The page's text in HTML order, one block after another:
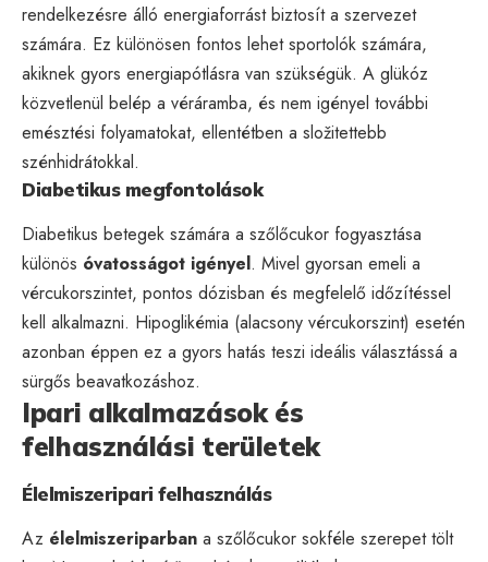
rendelkezésre álló energiaforrást biztosít a szervezet
számára. Ez különösen fontos lehet sportolók számára,
akiknek gyors energiapótlásra van szükségük. A glükóz
közvetlenül belép a véráramba, és nem igényel további
emésztési folyamatokat, ellentétben a složitettebb
szénhidrátokkal.
Diabetikus megfontolások
Diabetikus betegek számára a szőlőcukor fogyasztása
különös óvatosságot igényel. Mivel gyorsan emeli a
vércukorszintet, pontos dózisban és megfelelő időzítéssel
kell alkalmazni. Hipoglikémia (alacsony vércukorszint) esetén
azonban éppen ez a gyors hatás teszi ideális választássá a
sürgős beavatkozáshoz.
Ipari alkalmazások és
felhasználási területek
Élelmiszeripari felhasználás
Az élelmiszeriparban a szőlőcukor sokféle szerepet tölt